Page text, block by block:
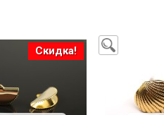
Скидка!